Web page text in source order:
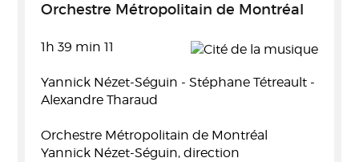
Orchestre Métropolitain de Montréal
1h 39 min 11
Yannick Nézet-Séguin - Stéphane Tétreault -
Alexandre Tharaud
Orchestre Métropolitain de Montréal
Yannick Nézet-Séguin, direction